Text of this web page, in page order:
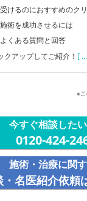
けるのにおすすめのク
術を成功させるには
くある質問と回答
アップしてご紹介！ [
※
今すぐ相談した
0120-424-
施術・治療に関
・名医紹介依頼